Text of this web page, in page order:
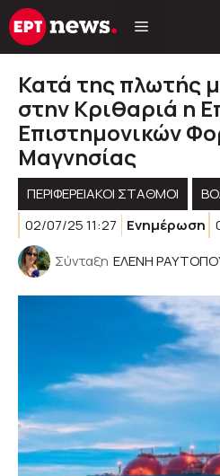
Μετάβαση
σε
Κατά της πλωτής
στην Κριθαριά η
Επιστημονικών
Μαγνησίας
ΠΕΡΙΦΕΡΕΙΑΚΟΊ ΣΤΑΘΜΟΊ
02/07/25 11:27
Ενημέρωση
Σύνταξη ΕΛΕΝΗ